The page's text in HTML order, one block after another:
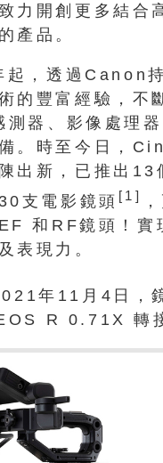
力開創更多結合
產品。
起，透過Canon
的豐富經驗，不
器、影像處理
。時至今日，
出新，已推出13
支電影鏡頭 [1]
和RF鏡頭！實
表現力。
年11月4日，
R 0.71X 轉